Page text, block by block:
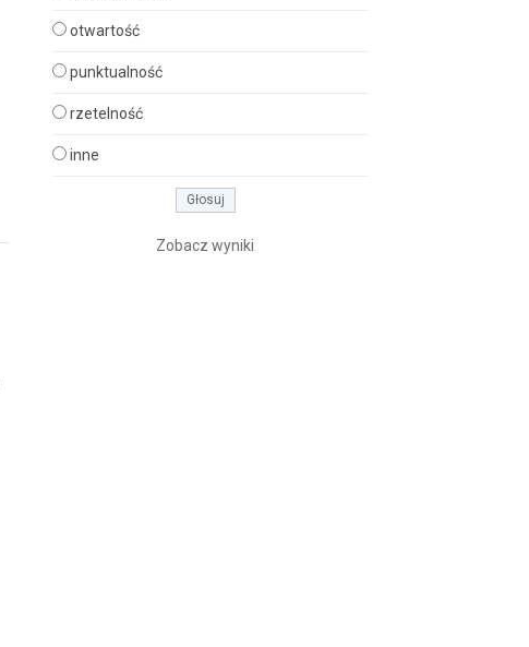
otwartość
punktualność
rzetelność
inne
Zobacz wyniki